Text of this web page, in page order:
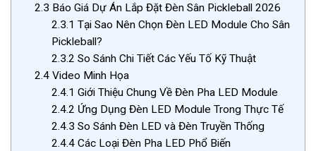
2.3 Báo Giá Dự Án Lắp Đặt Đèn Sân Pickleball 2026
2.3.1 Tại Sao Nên Chọn Đèn LED Module Cho Sân
Pickleball?
2.3.2 So Sánh Chi Tiết Các Yếu Tố Kỹ Thuật
2.4 Video Minh Họa
2.4.1 Giới Thiệu Chung Về Đèn Pha LED Module
2.4.2 Ứng Dụng Đèn LED Module Trong Thực Tế
2.4.3 So Sánh Đèn LED và Đèn Truyền Thống
2.4.4Các Loại Đèn Pha LED Phổ Biến